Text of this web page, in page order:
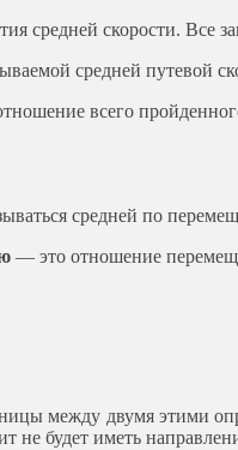
средней скорости.
средней путевой
всего
средней по
— это отношение
между двумя этими
не будет иметь